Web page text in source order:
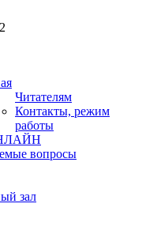
Читателям
Контакты, режим
работы
вопросы
зал